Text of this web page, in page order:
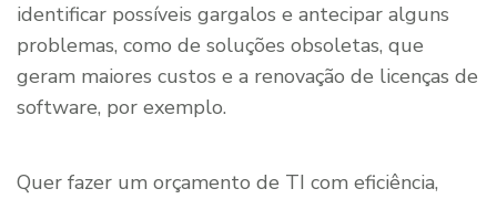
identificar possíveis gargalos e antecipar alguns
problemas, como de soluções obsoletas, que
geram maiores custos e a renovação de licenças de
software, por exemplo.
Quer fazer um orçamento de TI com eficiência,